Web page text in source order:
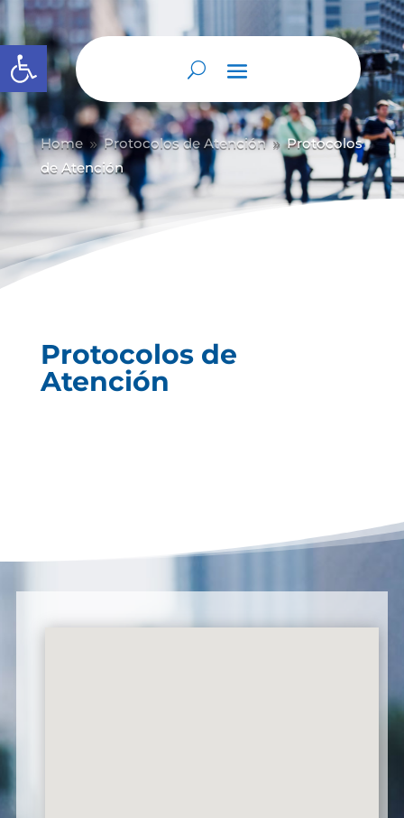
Abrir barra de herramientas
Home 9 Protocolos de Atención 9 Protocolos
de Atención
Protocolos de
Atención